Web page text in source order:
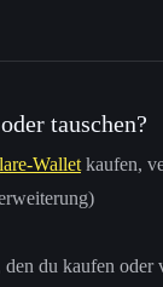
tauschen?
Wallet kaufen,
den du kaufen oder